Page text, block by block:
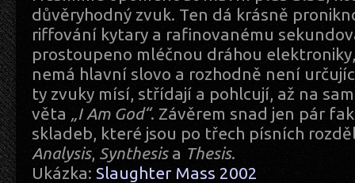
důvěryhodný zvuk. Ten dá krásně
riffování kytary a rafinovanému
prostoupeno mléčnou dráhou
nemá hlavní slovo a rozhodně není
ty zvuky mísí, střídají a pohlcují, až na
věta „I Am God“. Závěrem snad jen pár
skladeb, které jsou po třech písních
Analysis, Synthesisa Thesis.
Ukázka: Slaughter Mass 2002